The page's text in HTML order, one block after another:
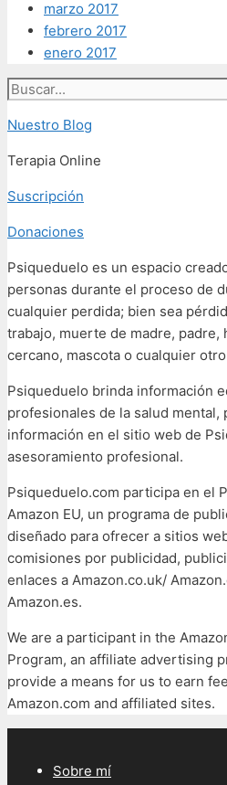
marzo 2017
febrero 2017
enero 2017
Buscar:
Nuestro Blog
Terapia Online
Suscripción
Donaciones
Psiqueduelo es un espacio
personas durante el proceso de
cualquier perdida; bien sea
trabajo, muerte de madre, padre,
cercano, mascota o cualquier
Psiqueduelo brinda información
profesionales de la salud
información en el sitio web de
asesoramiento profesional.
Psiqueduelo.com participa en el
Amazon EU, un programa de
diseñado para ofrecer a sitios
comisiones por publicidad,
enlaces a Amazon.co.uk/
Amazon.es.
We are a participant in the
Program, an affiliate advertising
provide a means for us to earn
Amazon.com and affiliated sites.
Sobre mí